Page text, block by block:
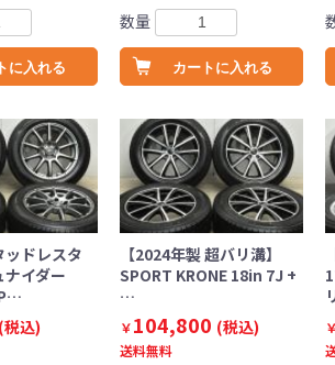
に入れる
数量
カートに入れる
ッドレスタ
イダー
(税込)
【2024年製 超バリ溝】
SPORT KRONE 18in 7J +
…
￥104,800 (税込)
送料無料
￥